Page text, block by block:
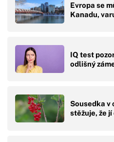
Evropa se
Kanadu,
IQ test
odlišný
Sousedka v
stěžuje, že